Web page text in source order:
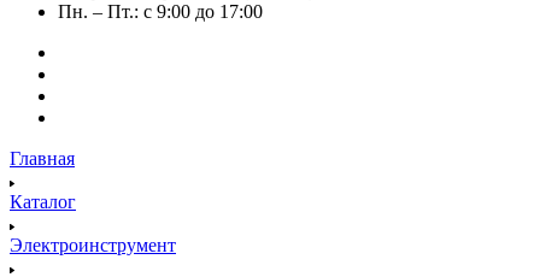
Пн. – Пт.: с 9:00 до 17:00
Главная
Каталог
Электроинструмент